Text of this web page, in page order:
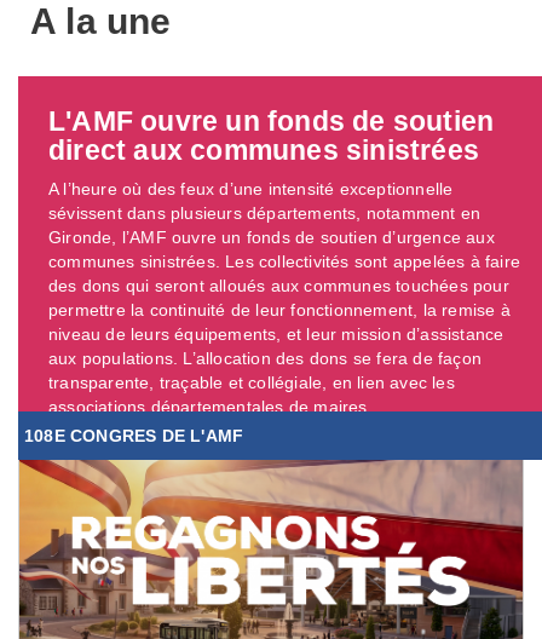
A la une
L'AMF ouvre un fonds de soutien
direct aux communes sinistrées
A l’heure où des feux d’une intensité exceptionnelle
sévissent dans plusieurs départements, notamment en
Gironde, l’AMF ouvre un fonds de soutien d’urgence aux
communes sinistrées. Les collectivités sont appelées à faire
des dons qui seront alloués aux communes touchées pour
permettre la continuité de leur fonctionnement, la remise à
niveau de leurs équipements, et leur mission d’assistance
aux populations. L’allocation des dons se fera de façon
transparente, traçable et collégiale, en lien avec les
associations départementales de maires. ...
108E CONGRES DE L'AMF